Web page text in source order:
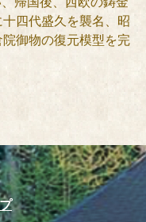
四代盛久を襲名、昭
御物の復元模型を完